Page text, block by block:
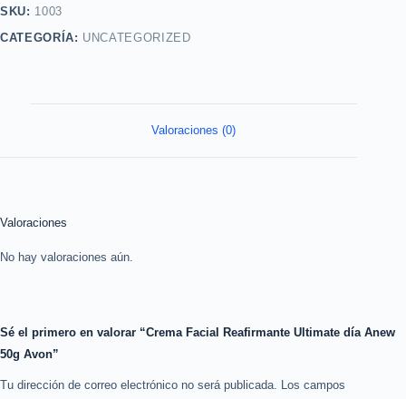
SKU: 1003
CATEGORÍA: UNCATEGORIZED
Valoraciones (0)
Valoraciones
No hay valoraciones aún.
Sé el primero en valorar “Crema Facial Reafirmante Ultimate día Anew
50g Avon”
Tu dirección de correo electrónico no será publicada. Los campos